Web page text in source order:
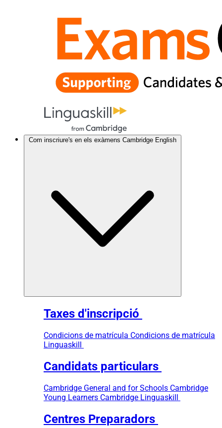
Taxes d'inscripció
Condicions de matrícula Condicions de matrícula
Linguaskill
Candidats particulars
Cambridge General and for Schools Cambridge
Young Learners Cambridge Linguaskill
Centres Preparadors